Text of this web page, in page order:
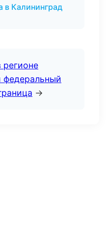
в Калининград
регионе
федеральный
→